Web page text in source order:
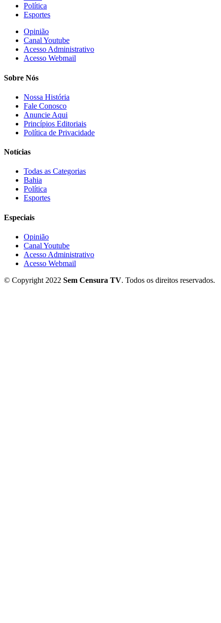
Política
Esportes
Opinião
Canal Youtube
Acesso Administrativo
Acesso Webmail
Sobre Nós
Nossa História
Fale Conosco
Anuncie Aqui
Princípios Editoriais
Política de Privacidade
Notícias
Todas as Categorias
Bahia
Política
Esportes
Especiais
Opinião
Canal Youtube
Acesso Administrativo
Acesso Webmail
© Copyright 2022 Sem Censura TV. Todos os direitos reservados.